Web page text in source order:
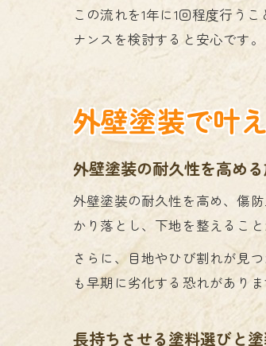
この流れを1年に1回程度行う
ナンスを検討すると安心です。
外壁塗装で叶
外壁塗装の耐久性を高め
外壁塗装の耐久性を高め、傷
かり落とし、下地を整えるこ
さらに、目地やひび割れが見
も早期に劣化する恐れがあり
長持ちさせる塗料選びと